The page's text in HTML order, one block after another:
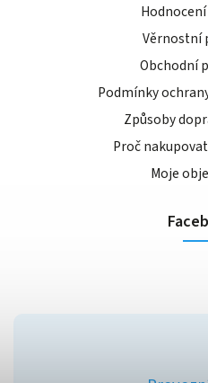
Věrnostní
Obchodní
Podmínky
Způsoby
Proč
Moje